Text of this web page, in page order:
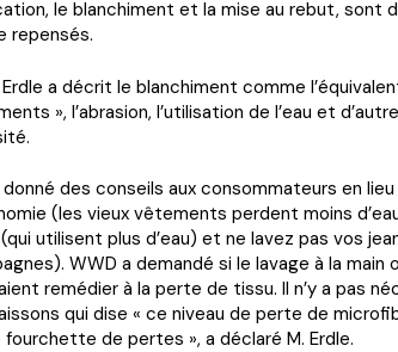
le blanchiment et la mise au rebut, sont
repensés.
a décrit le blanchiment comme
», l’abrasion, l’utilisation de l’eau et
donné des conseils aux consommateurs en
(les vieux vêtements perdent moins
utilisent plus d’eau) et ne lavez pas vos
WWD a demandé si le lavage à la
remédier à la perte de tissu. Il n’y a pas
qui dise « ce niveau de perte de
fourchette de pertes », a déclaré M. Erdle.